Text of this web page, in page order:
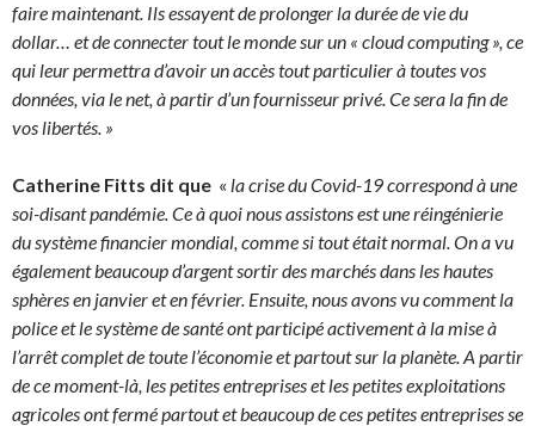
faire maintenant. Ils essayent de prolonger la durée de vie du
dollar… et de connecter tout le monde sur un « cloud computing », ce
qui leur permettra d’avoir un accès tout particulier à toutes vos
données, via le net, à partir d’un fournisseur privé. Ce sera la fin de
vos libertés. »
Catherine Fitts dit que « la crise du Covid-19 correspond à une
soi-disant pandémie. Ce à quoi nous assistons est une réingénierie
du système financier mondial, comme si tout était normal. On a vu
également beaucoup d’argent sortir des marchés dans les hautes
sphères en janvier et en février. Ensuite, nous avons vu comment la
police et le système de santé ont participé activement à la mise à
l’arrêt complet de toute l’économie et partout sur la planète. A partir
de ce moment-là, les petites entreprises et les petites exploitations
agricoles ont fermé partout et beaucoup de ces petites entreprises se